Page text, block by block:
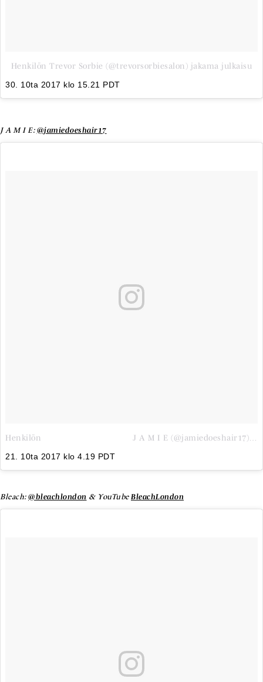
Henkilön Trevor Sorbie (@trevorsorbiesalon) jakama julkaisu
30. 10ta 2017 klo 15.21 PDT
J A M I E: @jamiedoeshair17
21. 10ta 2017 klo 4.19 PDT
Bleach: @bleachlondon & YouTube BleachLondon